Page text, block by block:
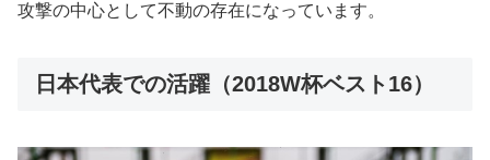
攻撃の中心として不動の存在になっています。
日本代表での活躍（2018W杯ベスト16）